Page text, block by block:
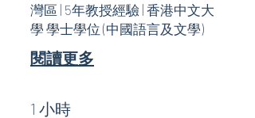
灣區 | 5年教授經驗 | 香港中文大
學 學士學位 (中國語言及文學)
閱讀更多
1 小時